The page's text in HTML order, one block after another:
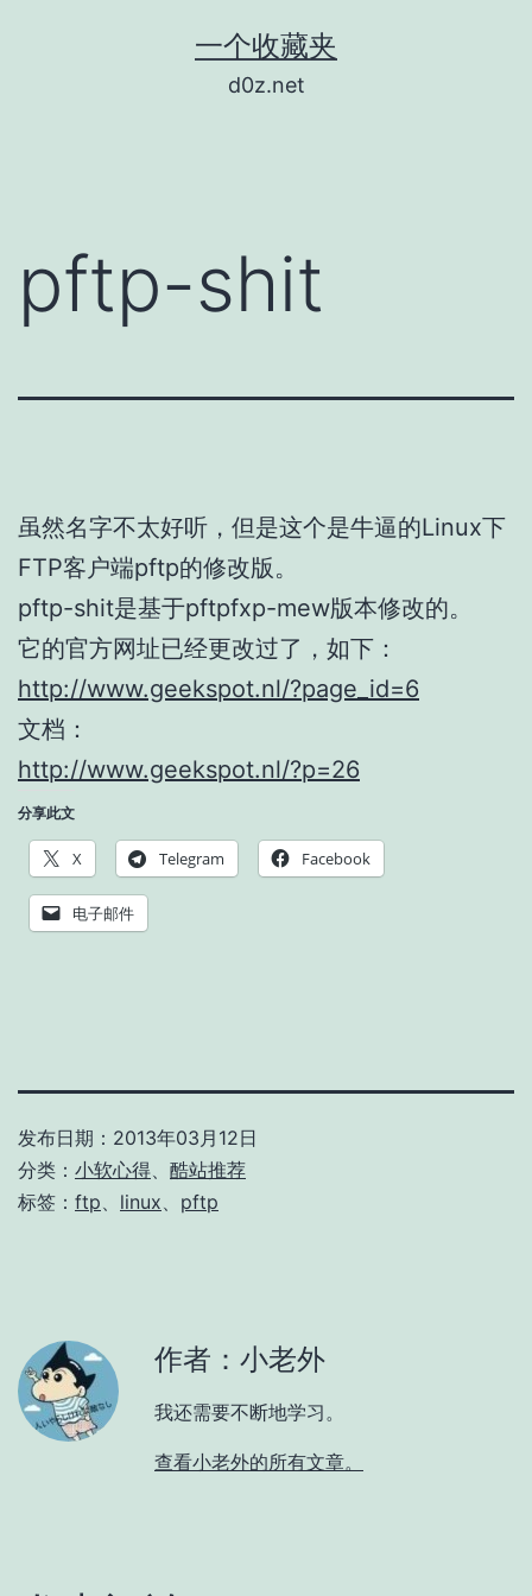
一个收藏夹
d0z.net
pftp-shit
虽然名字不太好听，但是这个是牛逼的Linux下
FTP客户端pftp的修改版。
pftp-shit是基于pftpfxp-mew版本修改的。
它的官方网址已经更改过了，如下：
http://www.geekspot.nl/?page_id=6
文档：
http://www.geekspot.nl/?p=26
分享此文
X Telegram Facebook
电子邮件
发布日期： 2013年03月12日
分类： 小软心得
酷站推荐
标签： ftp linux pftp
作者：小老外
我还需要不断地学习。
查看小老外的所有文章。